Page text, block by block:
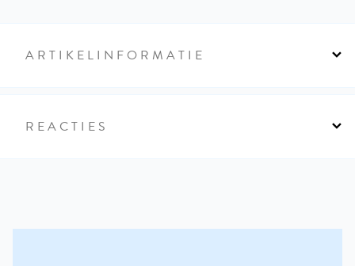
ARTIKELINFORMATIE
REACTIES